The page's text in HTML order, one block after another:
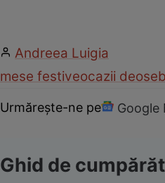
Andreea Luigia
mese festiveocazii
Urmărește-ne pe Google
Ghid de